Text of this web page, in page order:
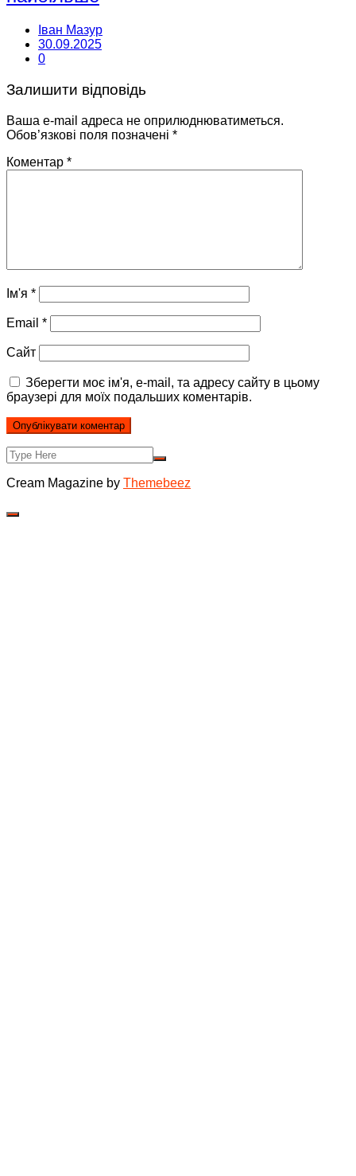
Іван Мазур
30.09.2025
0
Залишити відповідь
Ваша e-mail адреса не оприлюднюватиметься.
Обов’язкові поля позначені *
Коментар *
Ім'я *
Email *
Сайт
Зберегти моє ім'я, e-mail, та адресу сайту в цьому
браузері для моїх подальших коментарів.
Cream Magazine by Themebeez